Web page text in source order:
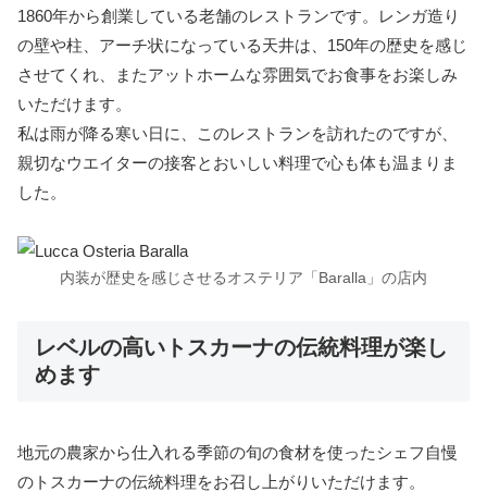
1860年から創業している老舗のレストランです。レンガ造り
の壁や柱、アーチ状になっている天井は、150年の歴史を感じ
させてくれ、またアットホームな雰囲気でお食事をお楽しみ
いただけます。
私は雨が降る寒い日に、このレストランを訪れたのですが、
親切なウエイターの接客とおいしい料理で心も体も温まりま
した。
内装が歴史を感じさせるオステリア「Baralla」の店内
レベルの高いトスカーナの伝統料理が楽し
めます
地元の農家から仕入れる季節の旬の食材を使ったシェフ自慢
のトスカーナの伝統料理をお召し上がりいただけます。